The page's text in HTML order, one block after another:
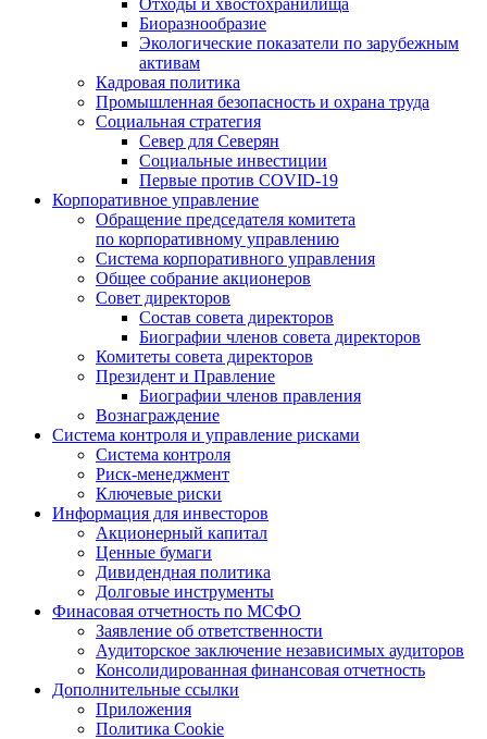
Биоразнообразие
Экологические показатели по зарубежным
активам
Кадровая политика
Промышленная безопасность и охрана труда
Социальная стратегия
Север для Северян
Социальные инвестиции
Первые против COVID‑19
Корпоративное управление
Обращение председателя комитета
по корпоративному управлению
Система корпоративного управления
Общее собрание акционеров
Совет директоров
Состав совета директоров
Биографии членов совета директоров
Комитеты совета директоров
Президент и Правление
Биографии членов правления
Вознаграждение
Система контроля и управление рисками
Система контроля
Риск-менеджмент
Ключевые риски
Информация для инвесторов
Акционерный капитал
Ценные бумаги
Дивидендная политика
Долговые инструменты
Финасовая отчетность по МСФО
Заявление об ответственности
Аудиторское заключение независимых аудиторов
Консолидированная финансовая отчетность
Дополнительные ссылки
Приложения
Политика Cookie